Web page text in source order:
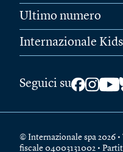
Ultimo numero
Internazionale Kids
Seguici su
© Internazionale spa 2026
fiscale 04003131002 •